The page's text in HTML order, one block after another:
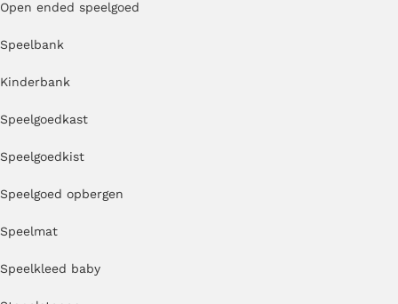
Open ended speelgoed
Speelbank
Kinderbank
Speelgoedkast
Speelgoedkist
Speelgoed opbergen
Speelmat
Speelkleed baby